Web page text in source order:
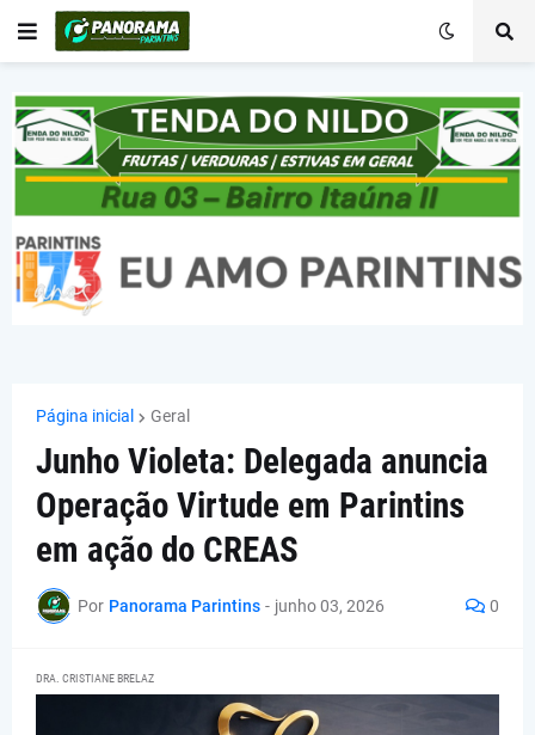
Página inicial Geral
Junho Violeta: Delegada anuncia
Operação Virtude em Parintins
em ação do CREAS
Por Panorama Parintins - junho 03, 2026 0
DRA. CRISTIANE BRELAZ